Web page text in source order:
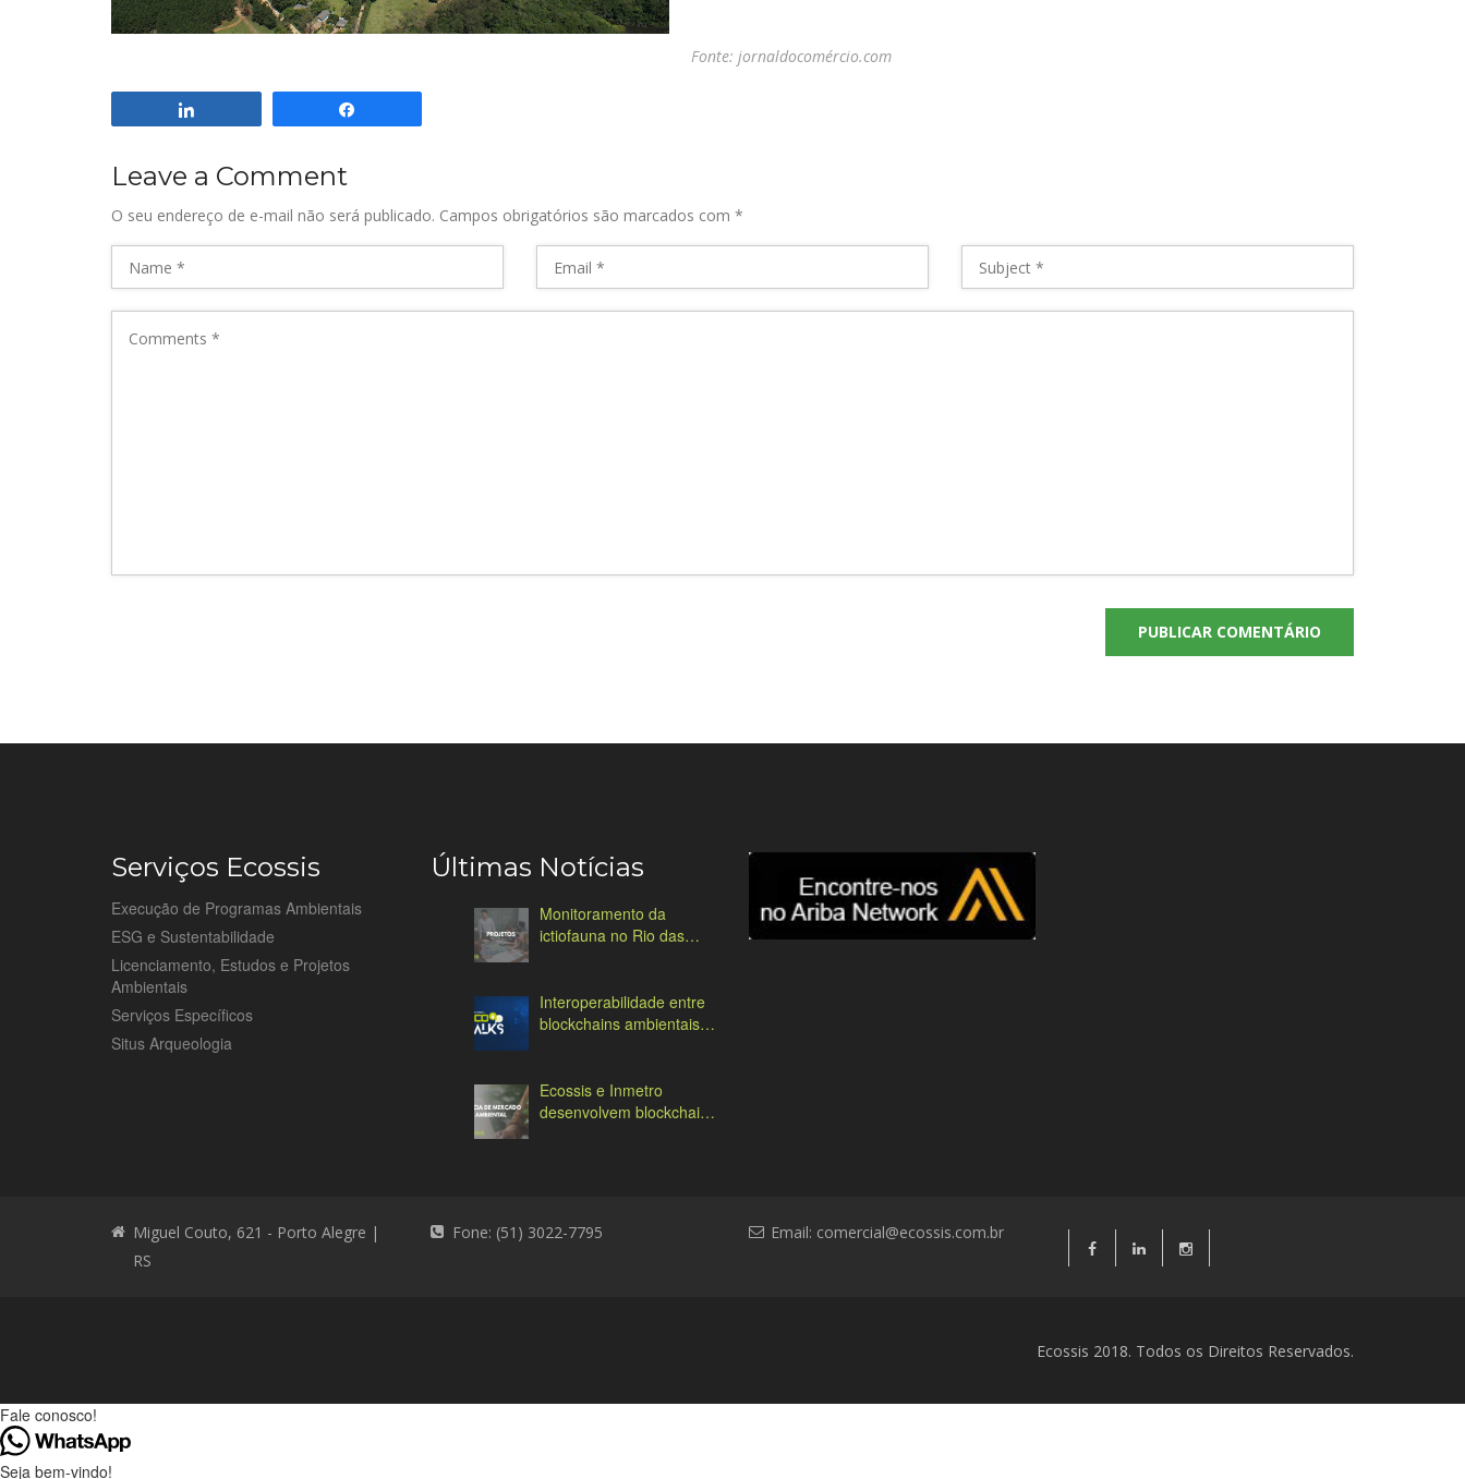
Fonte: jornaldocomércio.com
Leave a Comment
O seu endereço de e-mail não será publicado. Campos obrigatórios são marcados com *
Serviços Ecossis
Execução de Programas Ambientais
ESG e Sustentabilidade
Licenciamento, Estudos e Projetos
Ambientais
Serviços Específicos
Situs Arqueologia
Últimas Notícias
Monitoramento da
ictiofauna no Rio das
Interoperabilidade entre
blockchains ambientais:
Ecossis e Inmetro
desenvolvem blockchain
Miguel Couto, 621 - Porto Alegre |
RS
Fone: (51) 3022-7795 Email: comercial@ecossis.com.br
Ecossis 2018. Todos os Direitos Reservados.
Fale conosco!
Seja bem-vindo!